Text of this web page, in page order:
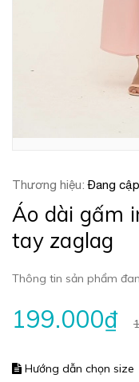
Thương hiệu:Đang
Áo dài gấm
tay zaglag
Thông tin sản phẩm
199.000₫
Hướng dẫn chọn size